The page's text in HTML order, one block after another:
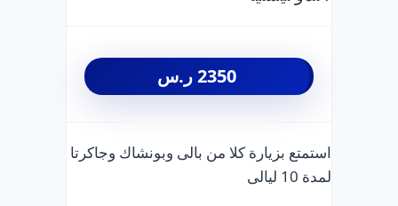
2350ر.س
استمتع بزيارة كلا من بالى وبونشاك وجاكرتا
لمدة 10 ليالى